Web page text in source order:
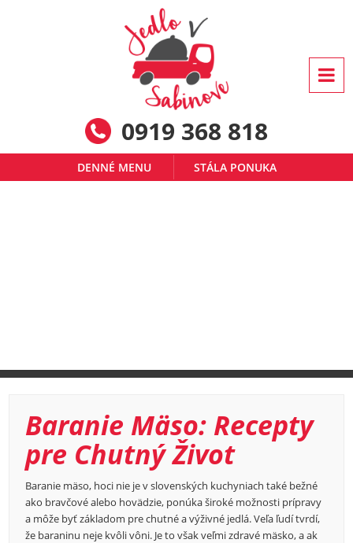
0919 368 818
DENNÉ MENU STÁLA PONUKA
Baranie Mäso: Recepty
pre Chutný Život
Baranie mäso, hoci nie je v slovenských kuchyniach také bežné
ako bravčové alebo hovädzie, ponúka široké možnosti prípravy
a môže byť základom pre chutné a výživné jedlá. Veľa ľudí tvrdí,
že baraninu neje kvôli vôni. Je to však veľmi zdravé mäsko, a ak